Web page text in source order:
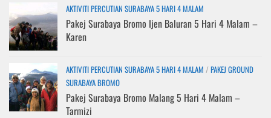
AKTIVITI PERCUTIAN SURABAYA 5 HARI 4 MALAM
Pakej Surabaya Bromo Ijen Baluran 5 Hari 4 Malam –
Karen
AKTIVITI PERCUTIAN SURABAYA 5 HARI 4 MALAM / PAKEJ GROUND
SURABAYA BROMO
Pakej Surabaya Bromo Malang 5 Hari 4 Malam –
Tarmizi